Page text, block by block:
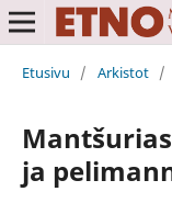
Etusivu / Arkistot /
ja